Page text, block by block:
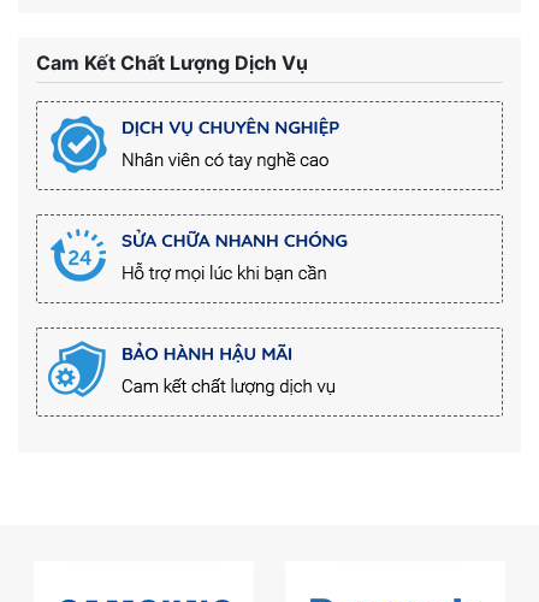
Cam Kết Chất Lượng Dịch Vụ